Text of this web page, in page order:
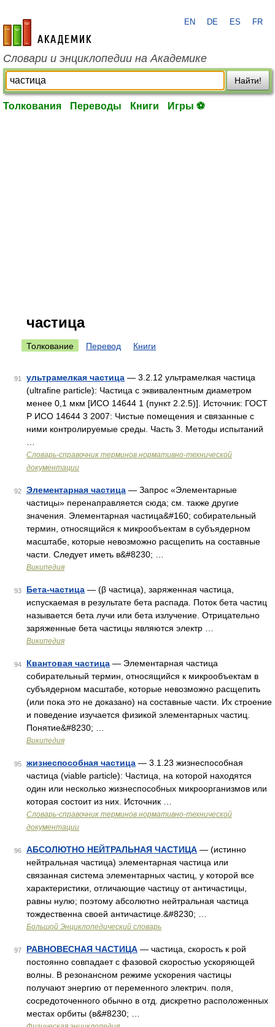
academic.ru
EN DE ES FR
Словари и энциклопедии на Академике
Найти!
Толкования Переводы Книги Игры ⚽
частица
Толкование Перевод Книги
91 ультрамелкая частица — 3.2.12 ультрамелкая частица
(ultrafine particle): Частица с эквивалентным диаметром
менее 0,1 мкм [ИСО 14644 1 (пункт 2.2.5)]. Источник: ГОСТ
Р ИСО 14644 3 2007: Чистые помещения и связанные с
ними контролируемые среды. Часть 3. Методы испытаний
Словарь-справочник терминов нормативно-технической
документации
92 Элементарная частица — Запрос «Элементарные
частицы» перенаправляется сюда; см. также другие
значения. Элементарная частица&#160; собирательный
термин, относящийся к микрообъектам в субъядерном
масштабе, которые невозможно расщепить на составные
части. Следует иметь в&#8230; …
Википедия
93 Бета-частица — (β частица), заряженная частица,
испускаемая в результате бета распада. Поток бета частиц
называется бета лучи или бета излучение. Отрицательно
заряженные бета частицы являются электр …
Википедия
94 Квантовая частица — Элементарная частица
собирательный термин, относящийся к микрообъектам в
субъядерном масштабе, которые невозможно расщепить
(или пока это не доказано) на составные части. Их строение
и поведение изучается физикой элементарных частиц.
Понятие&#8230; …
Википедия
95 жизнеспособная частица — 3.1.23 жизнеспособная
частица (viable particle): Частица, на которой находятся
один или несколько жизнеспособных микроорганизмов или
которая состоит из них. Источник …
Словарь-справочник терминов нормативно-технической
документации
96 АБСОЛЮТНО НЕЙТРАЛЬНАЯ ЧАСТИЦА — (истинно
нейтральная частица) элементарная частица или
связанная система элементарных частиц, у которой все
характеристики, отличающие частицу от античастицы,
равны нулю; поэтому абсолютно нейтральная частица
тождественна своей античастице.&#8230; …
Большой Энциклопедический словарь
97 РАВНОВЕСНАЯ ЧАСТИЦА — частица, скорость к рой
постоянно совпадает с фазовой скоростью ускоряющей
волны. В резонансном режиме ускорения частицы
получают энергию от переменного электрич. поля,
сосредоточенного обычно в отд. дискретно расположенных
местах орбиты (в&#8230; …